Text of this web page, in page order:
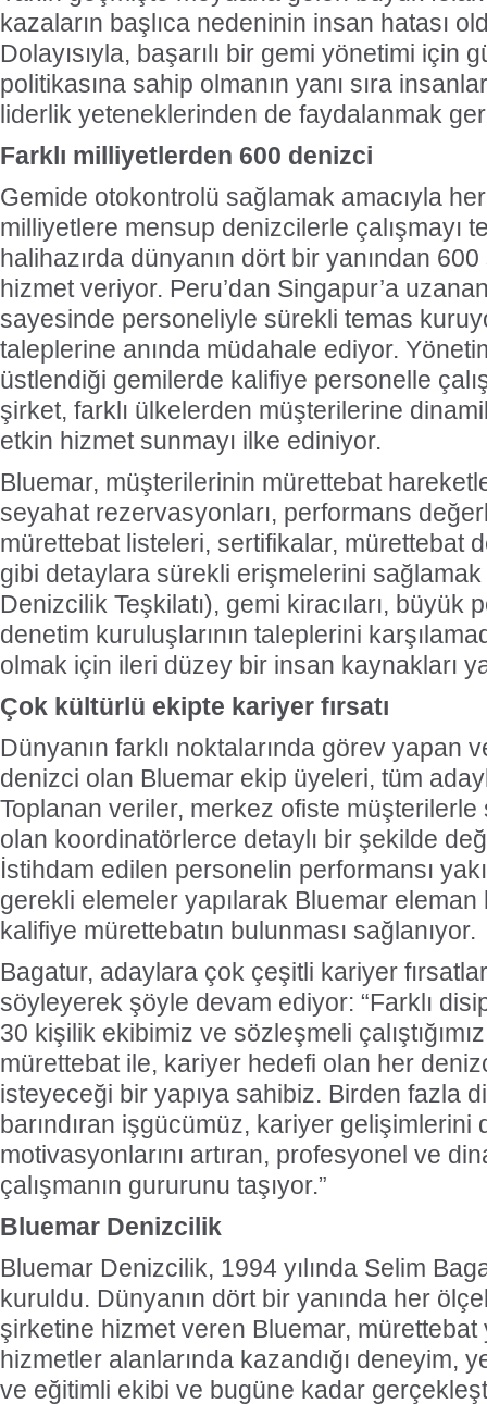
kazaların başlıca nedeninin insan hatası
Dolayısıyla, başarılı bir gemi yönetimi için
politikasına sahip olmanın yanı sıra
liderlik yeteneklerinden de faydalanmak
Farklı milliyetlerden 600 denizci
Gemide otokontrolü sağlamak amacıyla
milliyetlere mensup denizcilerle çalışmayı
halihazırda dünyanın dört bir yanından
hizmet veriyor. Peru’dan Singapur’a
sayesinde personeliyle sürekli temas
taleplerine anında müdahale ediyor.
üstlendiği gemilerde kalifiye personelle
şirket, farklı ülkelerden müşterilerine
etkin hizmet sunmayı ilke ediniyor.
Bluemar, müşterilerinin mürettebat
seyahat rezervasyonları, performans
mürettebat listeleri, sertifikalar, mürettebat
gibi detaylara sürekli erişmelerini
Denizcilik Teşkilatı), gemi kiracıları, büyük
denetim kuruluşlarının taleplerini
olmak için ileri düzey bir insan kaynakları
Çok kültürlü ekipte kariyer fırsatı
Dünyanın farklı noktalarında görev yapan
denizci olan Bluemar ekip üyeleri, tüm
Toplanan veriler, merkez ofiste
olan koordinatörlerce detaylı bir şekilde
İstihdam edilen personelin performansı
gerekli elemeler yapılarak Bluemar eleman
kalifiye mürettebatın bulunması sağlanıyor.
Bagatur, adaylara çok çeşitli kariyer
söyleyerek şöyle devam ediyor: “Farklı
30 kişilik ekibimiz ve sözleşmeli
mürettebat ile, kariyer hedefi olan her
isteyeceği bir yapıya sahibiz. Birden fazla
barındıran işgücümüz, kariyer gelişimlerini
motivasyonlarını artıran, profesyonel ve
çalışmanın gururunu taşıyor.”
Bluemar Denizcilik
Bluemar Denizcilik, 1994 yılında Selim
kuruldu. Dünyanın dört bir yanında her
şirketine hizmet veren Bluemar,
hizmetler alanlarında kazandığı deneyim,
ve eğitimli ekibi ve bugüne kadar